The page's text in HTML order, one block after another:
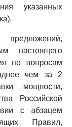
указанных
настоящего
по вопросам
чем за 2
мощности,
Российской
с абзацем
Правил,